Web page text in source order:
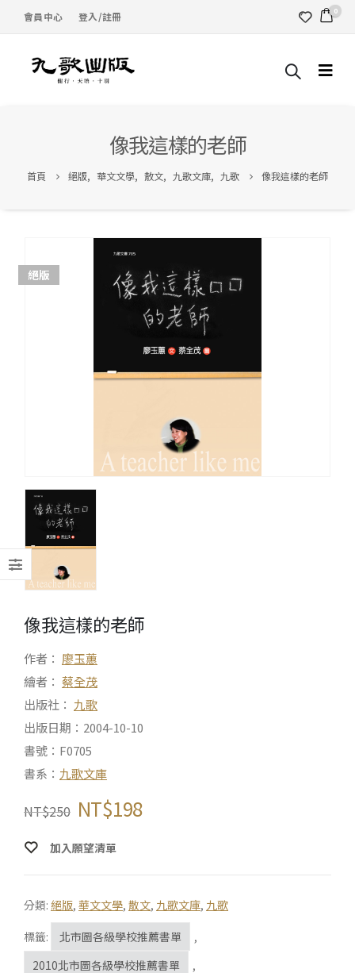
會員中心 登入/註冊 0
像我這樣的老師
首頁 絕版, 華文文學, 散文, 九歌文庫, 九歌 像我這樣的老師
絕版
像我這樣的老師
作者： 廖玉蕙
繪者： 蔡全茂
出版社： 九歌
出版日期：2004-10-10
書號：F0705
書系： 九歌文庫
NT$250 NT$198
加入願望清單
分類: 絕版, 華文文學, 散文, 九歌文庫, 九歌
標籤:
北市圖各級學校推薦書單
,
2010北市圖各級學校推薦書單
,